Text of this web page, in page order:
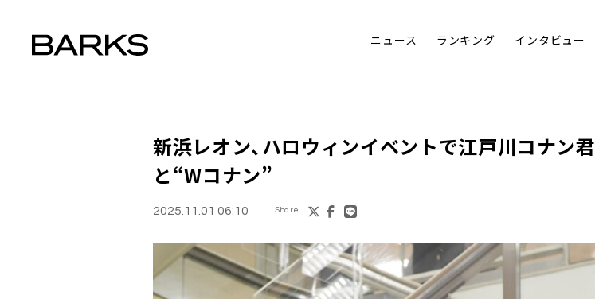
ニュース ランキング インタビュー
新浜レオン、ハロウィンイベントで江戸川コナン君
と“Wコナン”
2025.11.01 06:10 Share